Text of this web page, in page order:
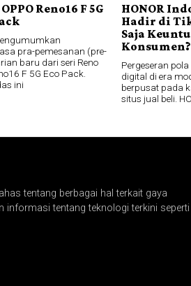
Reno16 F 5G
pra-pemesanan (pre-
baru dari seri Reno
F 5G Eco Pack.
ini
HONOR
Hadir di
Saja
Konsumen?
Pergeseran
digital di era
berpusat pada
situs jual beli.
tentang berbagai hal terkait gaya
informasi tentang teknologi terkini seperti